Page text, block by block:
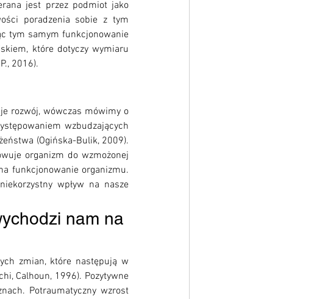
jest przez podmiot jako
poradzenia sobie z tym
tym samym funkcjonowanie
które dotyczy wymiaru
2016).
rozwój, wówczas mówimy o
wzbudzających
(Ogińska-Bulik, 2009).
organizm do wzmożonej
funkcjonowanie organizmu.
wpływ na nasze
nam na
zmian, które następują w
Calhoun, 1996). Pozytywne
Potraumatyczny wzrost